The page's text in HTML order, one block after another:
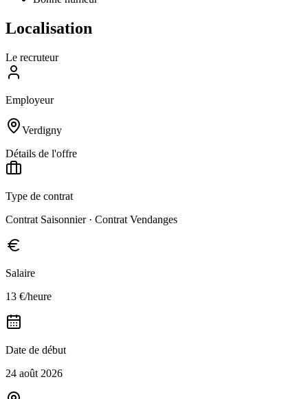
Localisation
Le recruteur
Employeur
Verdigny
Détails de l'offre
Type de contrat
Contrat Saisonnier · Contrat Vendanges
Salaire
13 €/heure
Date de début
24 août 2026